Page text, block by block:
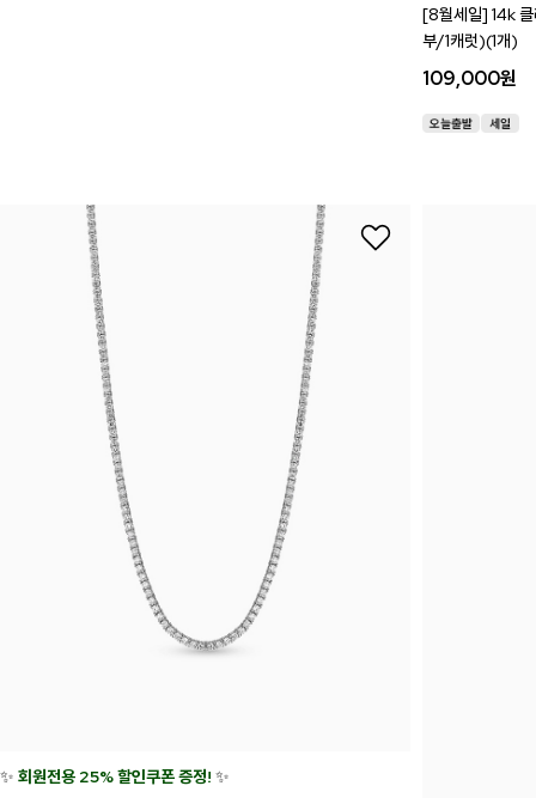
[8월세일] 14k
부/1캐럿)(1개)
109,000원
✨ 회원전용 25% 할인쿠폰 증정! ✨